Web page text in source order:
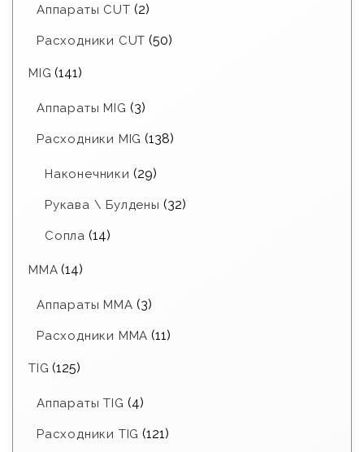
Аппараты CUT (2)
Расходники CUT (50)
MIG (141)
Аппараты MIG (3)
Расходники MIG (138)
Наконечники (29)
Рукава \ Булдены (32)
Сопла (14)
MMA (14)
Аппараты MMA (3)
Расходники ММА (11)
TIG (125)
Аппараты TIG (4)
Расходники TIG (121)